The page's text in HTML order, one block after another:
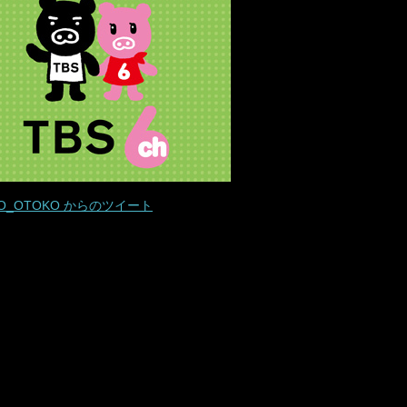
からのツイート